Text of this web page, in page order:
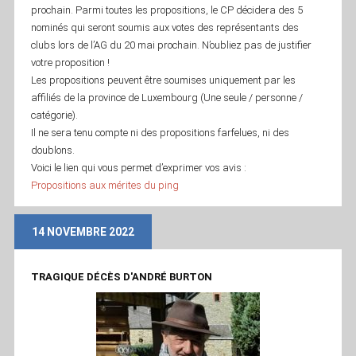
prochain. Parmi toutes les propositions, le CP décidera des 5
nominés qui seront soumis aux votes des représentants des
clubs lors de l’AG du 20 mai prochain. N’oubliez pas de justifier
votre proposition !
Les propositions peuvent être soumises uniquement par les
affiliés de la province de Luxembourg (Une seule / personne /
catégorie).
Il ne sera tenu compte ni des propositions farfelues, ni des
doublons.
Voici le lien qui vous permet d’exprimer vos avis :
Propositions aux mérites du ping
14 NOVEMBRE 2022
TRAGIQUE DÉCÈS D'ANDRÉ BURTON